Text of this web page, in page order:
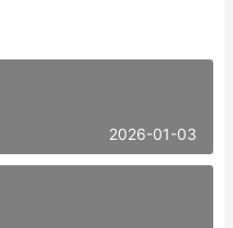
2026-01-03